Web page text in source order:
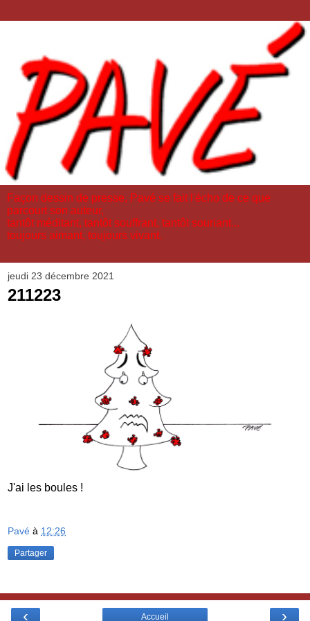
Façon dessin de presse, Pavé se fait l'écho de ce que
parcourt son auteur,
tantôt méditant, tantôt souffrant, tantôt souriant...
toujours aimant, toujours vivant.
jeudi 23 décembre 2021
211223
J'ai les boules !
Pavé à 12:26
Partager
‹ ›
Accueil